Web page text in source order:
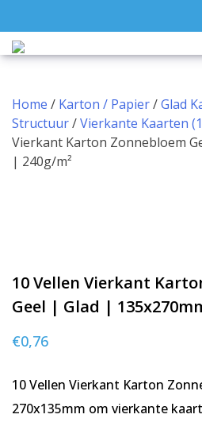
to
content
Home / Karton / Papier/Glad
Structuur/Vierkante Kaarten
Vierkant Karton Zonnebloem
| 240g/m²
10 Vellen Vierkant
Geel | Glad |
€0,76
10 Vellen Vierkant Karton
270x135mm om vierkante